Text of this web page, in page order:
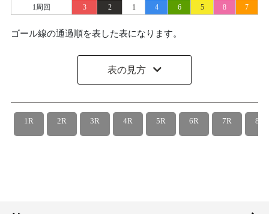
1周回
3 2 1 4 6 5 8 7
ゴール線の通過順を表した表になります。
表の見方
1R 2R 3R 4R 5R 6R 7R 8R